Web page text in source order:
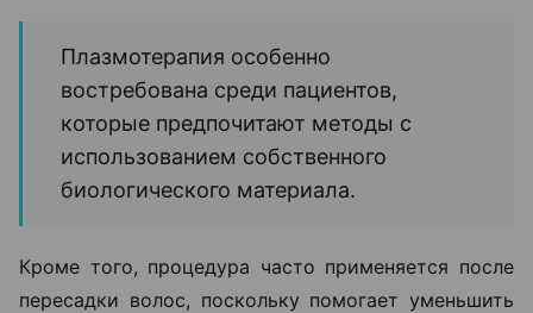
Плазмотерапия особенно
востребована среди пациентов,
которые предпочитают методы с
использованием собственного
биологического материала.
Кроме того, процедура часто применяется после
пересадки волос, поскольку помогает уменьшить